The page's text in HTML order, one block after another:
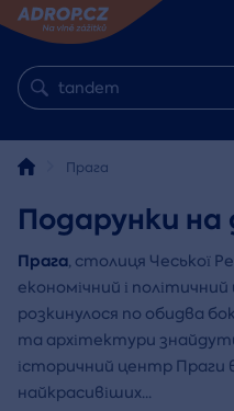
Прага
Подарунки на
Прага, столиця Чеської
економічний і
розкинулося по обидва
та архітектури
історичний центр Праги
найкрасивіших...